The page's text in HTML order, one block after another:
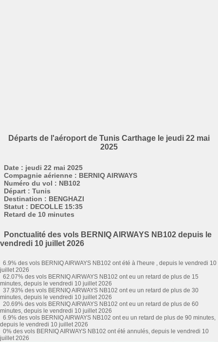
Départs de l'aéroport de Tunis Carthage le jeudi 22 mai
2025
Date : jeudi 22 mai 2025
Compagnie aérienne : BERNIQ AIRWAYS
Numéro du vol : NB102
Départ : Tunis
Destination : BENGHAZI
Statut : DECOLLE 15:35
Retard de 10 minutes
Ponctualité des vols BERNIQ AIRWAYS NB102 depuis le
vendredi 10 juillet 2026
6.9% des vols BERNIQ AIRWAYS NB102 ont été à l'heure , depuis le vendredi 10
juillet 2026
62.07% des vols BERNIQ AIRWAYS NB102 ont eu un retard de plus de 15
minutes, depuis le vendredi 10 juillet 2026
37.93% des vols BERNIQ AIRWAYS NB102 ont eu un retard de plus de 30
minutes, depuis le vendredi 10 juillet 2026
20.69% des vols BERNIQ AIRWAYS NB102 ont eu un retard de plus de 60
minutes, depuis le vendredi 10 juillet 2026
6.9% des vols BERNIQ AIRWAYS NB102 ont eu un retard de plus de 90 minutes,
depuis le vendredi 10 juillet 2026
0% des vols BERNIQ AIRWAYS NB102 ont été annulés, depuis le vendredi 10
juillet 2026